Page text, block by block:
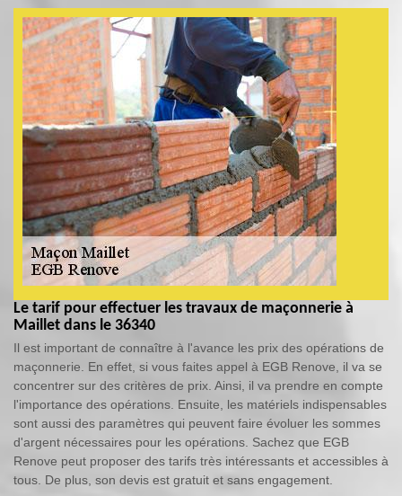
Le tarif pour effectuer les travaux de maçonnerie à
Maillet dans le 36340
Il est important de connaître à l'avance les prix des opérations de
maçonnerie. En effet, si vous faites appel à EGB Renove, il va se
concentrer sur des critères de prix. Ainsi, il va prendre en compte
l'importance des opérations. Ensuite, les matériels indispensables
sont aussi des paramètres qui peuvent faire évoluer les sommes
d'argent nécessaires pour les opérations. Sachez que EGB
Renove peut proposer des tarifs très intéressants et accessibles à
tous. De plus, son devis est gratuit et sans engagement.